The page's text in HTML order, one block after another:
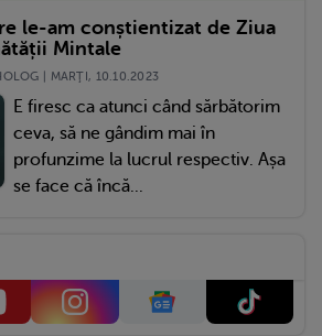
le-am conștientizat de Ziua
Mintale
| MARŢI, 10.10.2023
E firesc ca atunci când sărbătorim
ceva, să ne gândim mai în
profunzime la lucrul respectiv. Așa
se face că încă...